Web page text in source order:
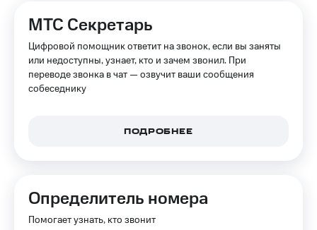
МТС Секретарь
Цифровой помощник ответит на звонок, если вы заняты
или недоступны, узнает, кто и зачем звонил. При
переводе звонка в чат — озвучит ваши сообщения
собеседнику
ПОДРОБНЕЕ
Определитель номера
Помогает узнать, кто звонит